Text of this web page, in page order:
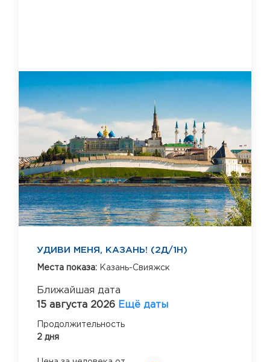
УДИВИ МЕНЯ, КАЗАНЬ! (2Д/1Н)
Места показа: Казань-Свияжск
Ближайшая дата
15 августа 2026 Ещё даты
Продолжительность
2 дня